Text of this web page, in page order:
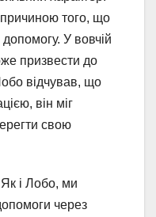
причиною того, що
У вовчій
призвести до
відчував, що
він міг
свою
і Лобо, ми
через